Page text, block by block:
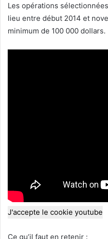
Les opérations
lieu entre début 2014 et
minimum de 100 000 dollars.
J'accepte le cookie youtube
Ce qu’il faut en retenir :